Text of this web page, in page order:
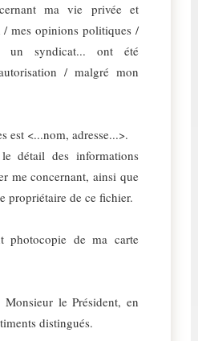
ma vie privée et
mes opinions politiques /
un syndicat... ont été
/ malgré mon
est <...nom, adresse...>.
détail des informations
me concernant, ainsi que
propriétaire de ce fichier.
photocopie de ma carte
le Président, en
distingués.